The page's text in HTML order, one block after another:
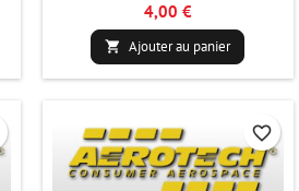
4,00 €
 Ajouter au panier
favorite_border